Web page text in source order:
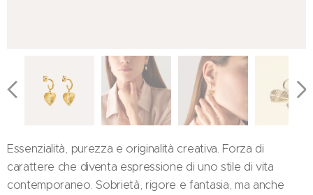
Essenzialità, purezza e originalità creativa. Forza di
carattere che diventa espressione di uno stile di vita
contemporaneo. Sobrietà, rigore e fantasia, ma anche